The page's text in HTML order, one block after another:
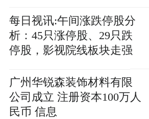
每日视讯:午间涨跌停股分
析：45只涨停股、29只跌
停股，影视院线板块走强
广州华锐森装饰材料有限
公司成立 注册资本100万人
民币 信息